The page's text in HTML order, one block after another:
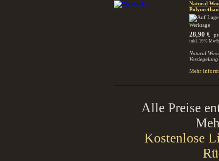
Natural
Werktage
28,90 €
inkl. 19%
Natural
Mehr
Alle Preise
Kostenlose